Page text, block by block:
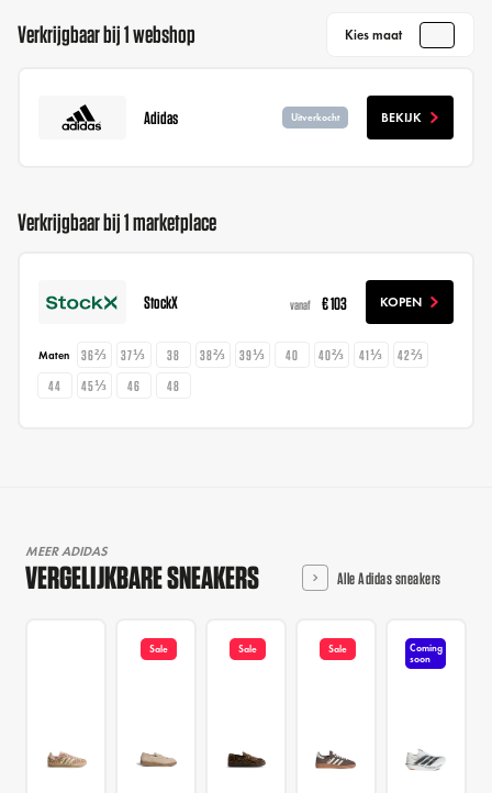
Verkrijgbaar bij 1 webshop Kies maat
Adidas Uitverkocht BEKIJK
Verkrijgbaar bij 1 marketplace
StockX vanaf € 103 KOPEN
Maten 36⅔ 37⅓ 38 38⅔ 39⅓ 40 40⅔ 41⅓
42⅔
44
45⅓ 46 48
MEER ADIDAS
VERGELIJKBARE SNEAKERS Alle Adidas sneakers
Sale Sale Sale
Coming
soon